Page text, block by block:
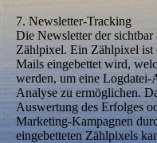
7. Newsletter-Tracking
Die Newsletter der sichtbar
Zählpixel. Ein Zählpixel
Mails eingebettet wird,
werden, um eine
Analyse zu ermöglichen.
Auswertung des Erfolges
Marketing-Kampagnen
eingebetteten Zählpixels